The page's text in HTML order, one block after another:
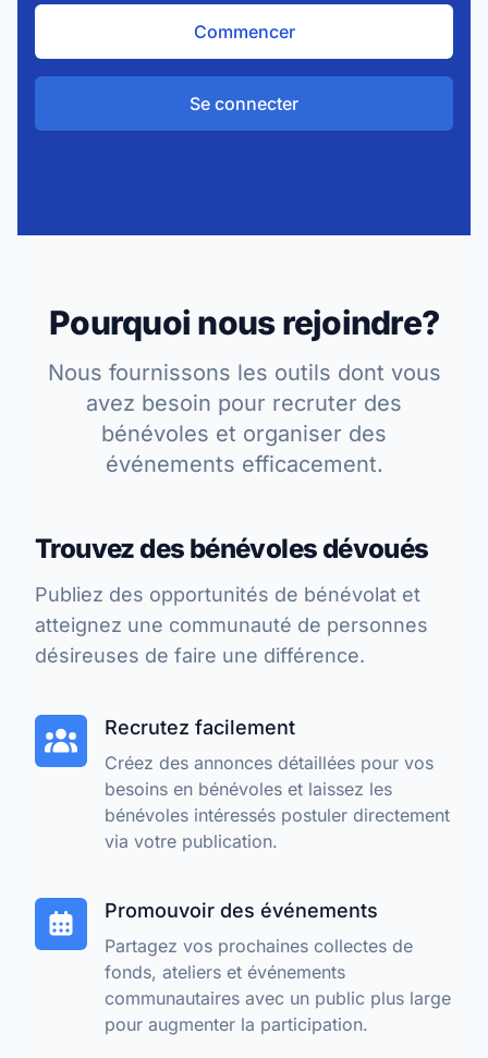
Commencer
Se connecter
Pourquoi nous rejoindre?
Nous fournissons les outils dont vous
avez besoin pour recruter des
bénévoles et organiser des
événements efficacement.
Trouvez des bénévoles dévoués
Publiez des opportunités de bénévolat et
atteignez une communauté de personnes
désireuses de faire une différence.
Recrutez facilement
Créez des annonces détaillées pour vos
besoins en bénévoles et laissez les
bénévoles intéressés postuler directement
via votre publication.
Promouvoir des événements
Partagez vos prochaines collectes de
fonds, ateliers et événements
communautaires avec un public plus large
pour augmenter la participation.